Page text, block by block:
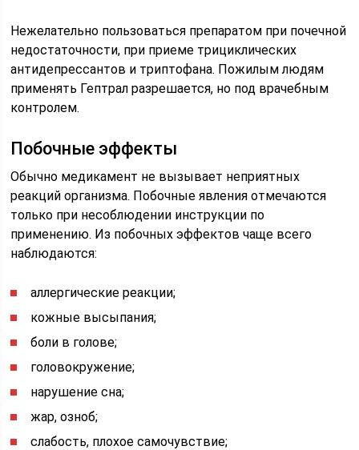
Нежелательно пользоваться препаратом при почечной
недостаточности, при приеме трициклических
антидепрессантов и триптофана. Пожилым людям
применять Гептрал разрешается, но под врачебным
контролем.
Побочные эффекты
Обычно медикамент не вызывает неприятных
реакций организма. Побочные явления отмечаются
только при несоблюдении инструкции по
применению. Из побочных эффектов чаще всего
наблюдаются:
аллергические реакции;
кожные высыпания;
боли в голове;
головокружение;
нарушение сна;
жар, озноб;
слабость, плохое самочувствие;